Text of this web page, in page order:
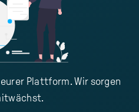
Plattform. Wir sorgen